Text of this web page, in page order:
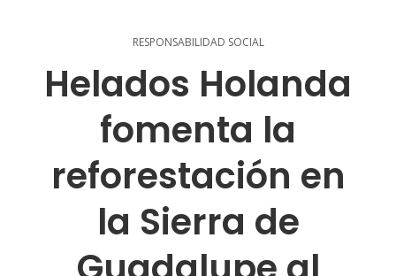
RESPONSABILIDAD SOCIAL
Helados Holanda
fomenta la
reforestación en
la Sierra de